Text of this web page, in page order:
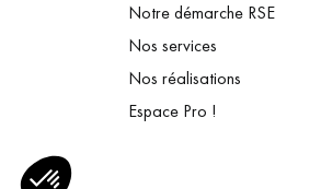
Notre démarche RSE
Nos services
Nos réalisations
Espace Pro !